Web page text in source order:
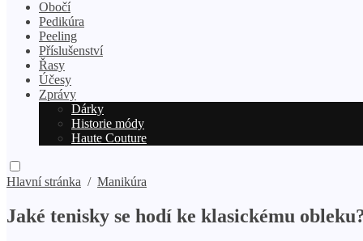
Obočí
Pedikúra
Peeling
Příslušenství
Řasy
Účesy
Zprávy
Dárky
Historie módy
Haute Couture
Hlavní stránka / Manikúra
Jaké tenisky se hodí ke klasickému